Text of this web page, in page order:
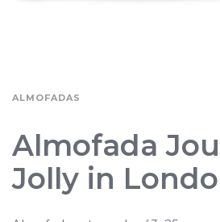
ALMOFADAS
Almofada
Jolly in